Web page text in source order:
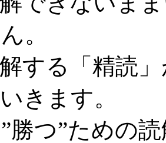
。
する「精読
きます。
勝つ”ための